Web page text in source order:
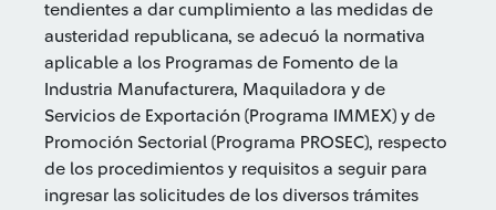
tendientes a dar cumplimiento a las medidas de
austeridad republicana, se adecuó la normativa
aplicable a los Programas de Fomento de la
Industria Manufacturera, Maquiladora y de
Servicios de Exportación (Programa IMMEX) y de
Promoción Sectorial (Programa PROSEC), respecto
de los procedimientos y requisitos a seguir para
ingresar las solicitudes de los diversos trámites